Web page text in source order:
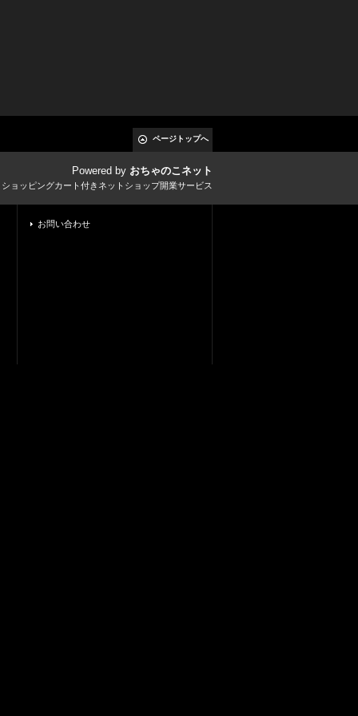
ページトップへ
Powered by おちゃのこネット
ョッピングカート付きネットショップ開業サービス
お問い合わせ